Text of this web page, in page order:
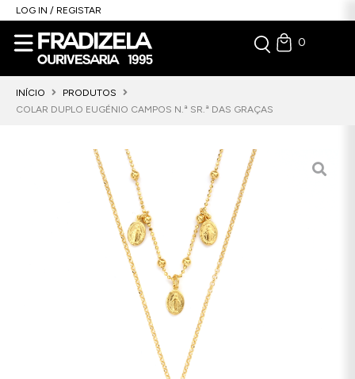
LOG IN / REGISTAR
0
INÍCIO
PRODUTOS
COLAR DUPLO EUGÉNIO CAMPOS N.ª SR.ª DAS GRAÇAS